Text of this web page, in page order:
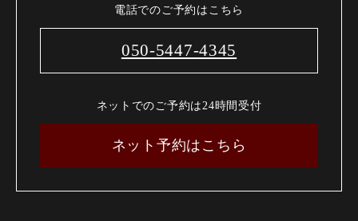
電話でのご予約はこちら
050-5447-4345
ネットでのご予約は24時間受付
ネット予約はこちら